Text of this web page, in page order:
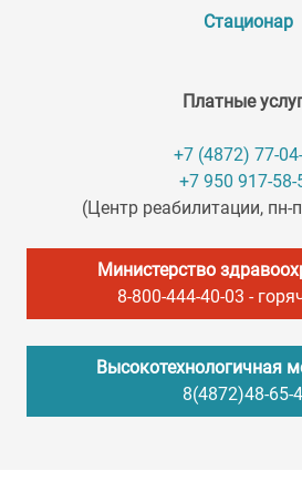
Стационар
Платные
+7 (4872) 77-
+7 950 917-58-
(Центр реабилитации, пн-
Министерство
8-800-444-40-03 -
Высокотехнологичная
8(4872)48-65-